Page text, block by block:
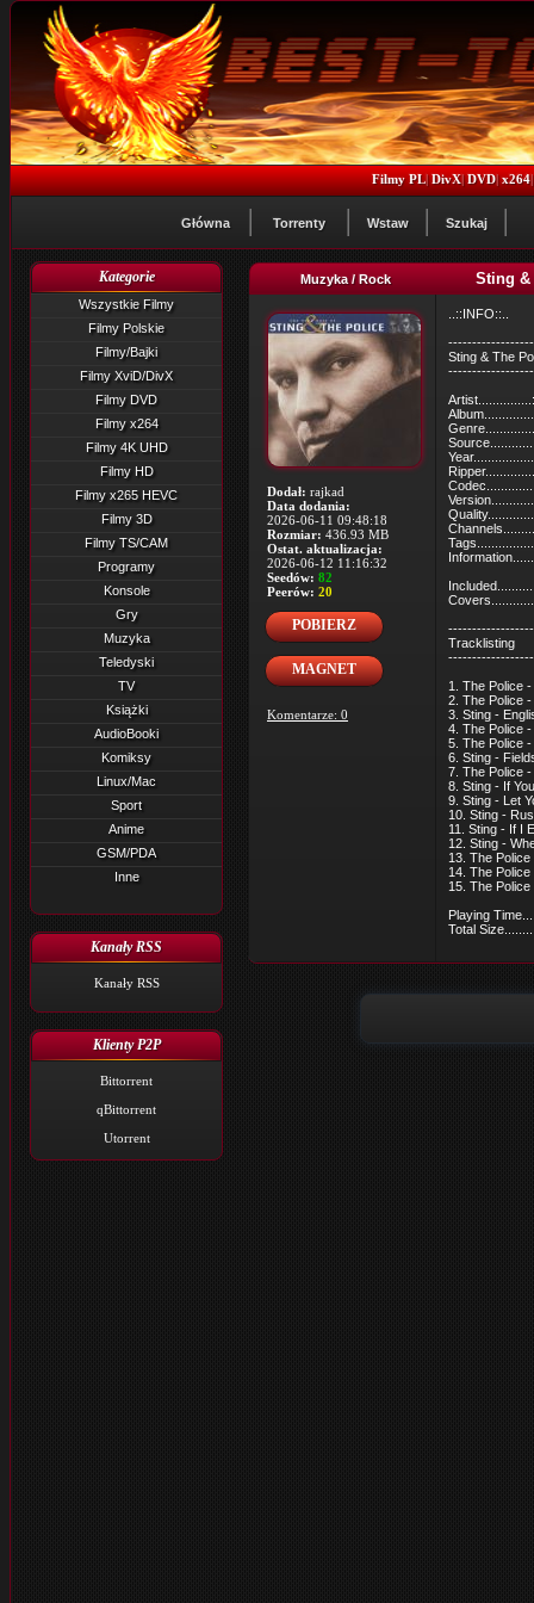
Filmy PL|DivX|DVD|x264
Główna Torrenty Wstaw Szukaj
Kategorie
Wszystkie Filmy
Filmy Polskie
Filmy/Bajki
Filmy XviD/DivX
Filmy DVD
Filmy x264
Filmy 4K UHD
Filmy HD
Filmy x265 HEVC
Filmy 3D
Filmy TS/CAM
Programy
Konsole
Gry
Muzyka
Teledyski
TV
Książki
AudioBooki
Komiksy
Linux/Mac
Sport
Anime
GSM/PDA
Inne
Kanały RSS
Kanały RSS
Klienty P2P
Bittorrent
qBittorrent
Utorrent
Muzyka / Rock Sting &
Dodał: rajkad
Data dodania:
2026-06-11 09:48:18
Rozmiar: 436.93 MB
Ostat. aktualizacja:
2026-06-12 11:16:32
Seedów: 82
Peerów: 20
POBIERZ
MAGNET
Komentarze: 0
..::INFO::..
Sting & The
Tracklisting
1. The Police
2. The Police
3. Sting -
4. The Police
5. The Police
6. Sting -
7. The Police
8. Sting - If
9. Sting - Let
10. Sting -
11. Sting - If I
12. Sting -
13. The
14. The
15. The
Playing
Total